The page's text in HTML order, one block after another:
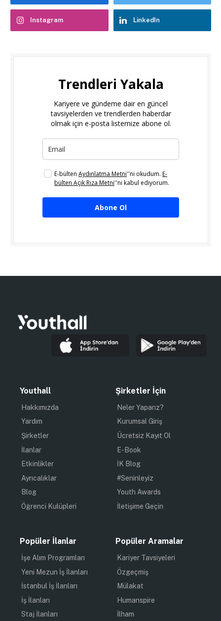
Instagram LinkedIn
Trendleri Yakala
Kariyere ve gündeme dair en güncel
tavsiyelerden ve trendlerden haberdar
olmak için e-posta listemize abone ol.
E-bülten Aydınlatma Metni''ni okudum. E-
bülten Açık Rıza Metni''ni kabul ediyorum.
Abone Ol
Youthall
Hakkımızda
Yardım
Şirketler
İlanlar
Etkinlikler
Ayrıcalıklar
Blog
Öğrenci Kulüpleri
Şirketler İçin
Neler Yaparız?
Kurumsal Giriş
Ücretsiz Kayıt Ol
E-Book
İK Blog
#Seninleyiz
Youth Awards
İletişime Geçin
Popüler İlanlar
İşe Alım Programları
Yeni Mezun İş İlanları
İstanbul İş İlanları
İş İlanları
Staj İlanları
Popüler Aramalar
Kariyer Tavsiyeleri
Özgeçmiş
Mülakat
Humanspire
İlham